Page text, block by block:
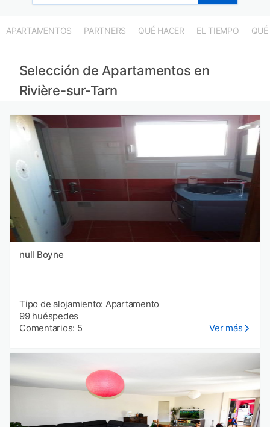
APARTAMENTOS PARTNERS QUÉ HACER EL TIEMPO QUÉ
Selección de Apartamentos en
Rivière-sur-Tarn
null Boyne
Tipo de alojamiento: Apartamento
99 huéspedes
Comentarios: 5
Ver más